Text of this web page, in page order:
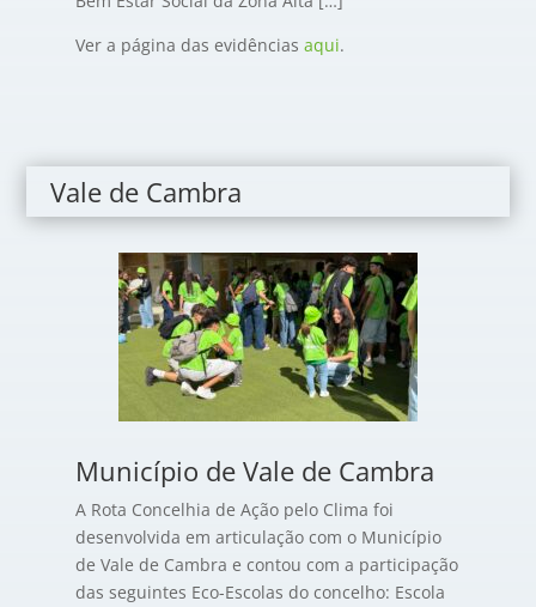
Ver a página das evidências aqui.
Vale de Cambra
Município de Vale de Cambra
A Rota Concelhia de Ação pelo Clima foi
desenvolvida em articulação com o Município
de Vale de Cambra e contou com a participação
das seguintes Eco-Escolas do concelho: Escola